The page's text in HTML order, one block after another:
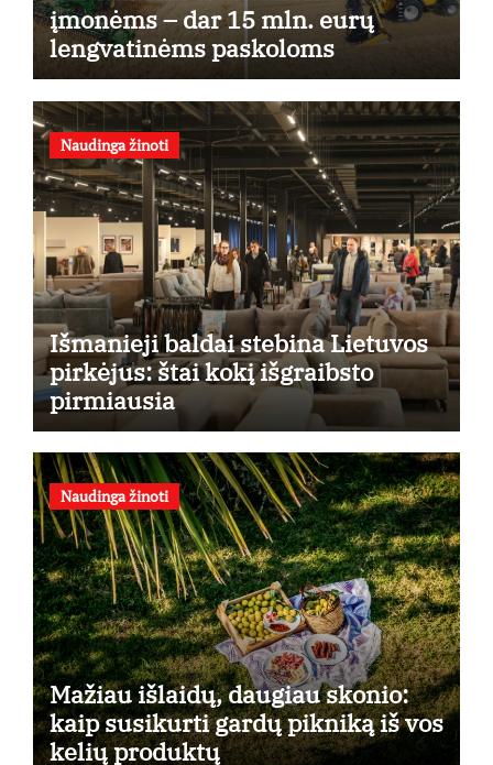
įmonėms – dar 15 mln. eurų
lengvatinėms paskoloms
Naudinga žinoti
Išmanieji baldai stebina Lietuvos
pirkėjus: štai kokį išgraibsto
pirmiausia
Naudinga žinoti
Mažiau išlaidų, daugiau skonio:
kaip susikurti gardų pikniką iš vos
kelių produktų